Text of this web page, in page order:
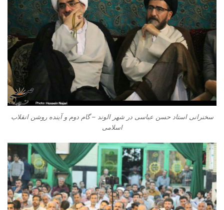
سخنرانی استاد حسن عباسی در شهر الوند – گام دوم و آینده روشن انقلاب
اسلامی